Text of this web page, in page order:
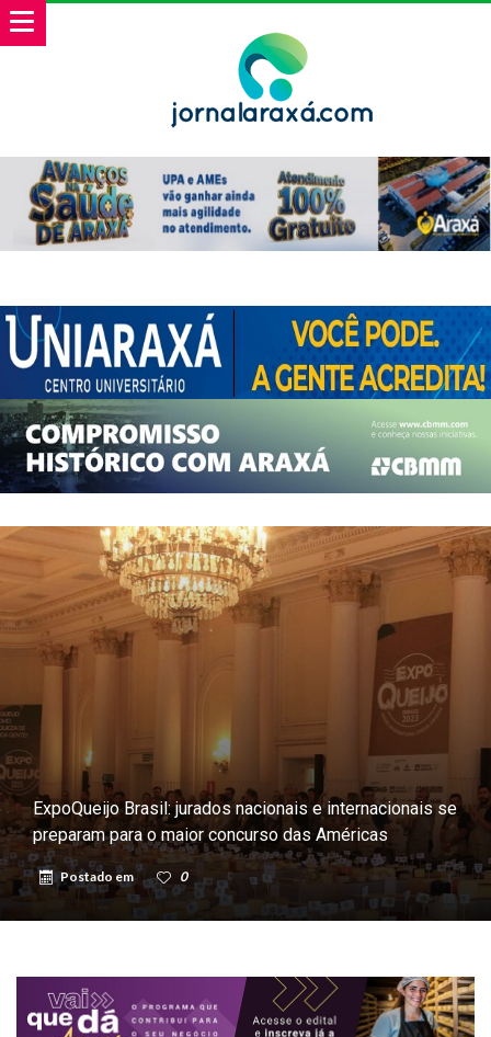
ExpoQueijo Brasil: jurados nacionais e internacionais se
preparam para o maior concurso das Américas
Postado em 0